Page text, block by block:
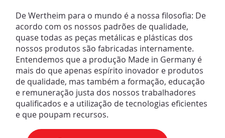
De Wertheim para o mundo é a nossa filosofia: De
acordo com os nossos padrões de qualidade,
quase todas as peças metálicas e plásticas dos
nossos produtos são fabricadas internamente.
Entendemos que a produção Made in Germany é
mais do que apenas espírito inovador e produtos
de qualidade, mas também a formação, educação
e remuneração justa dos nossos trabalhadores
qualificados e a utilização de tecnologias eficientes
e que poupam recursos.